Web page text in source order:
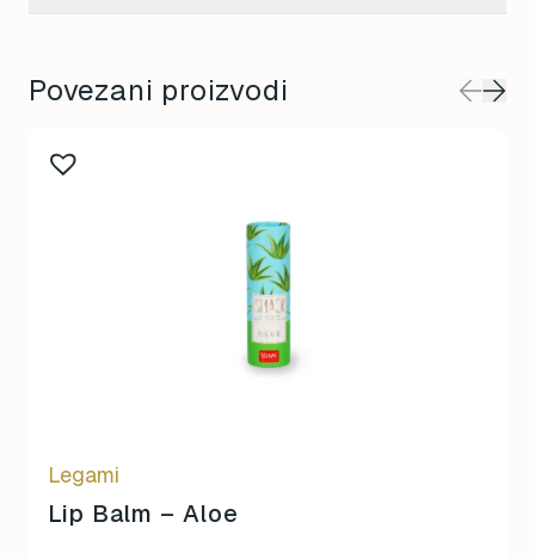
Povezani proizvodi
Legami
Lip Balm – Aloe